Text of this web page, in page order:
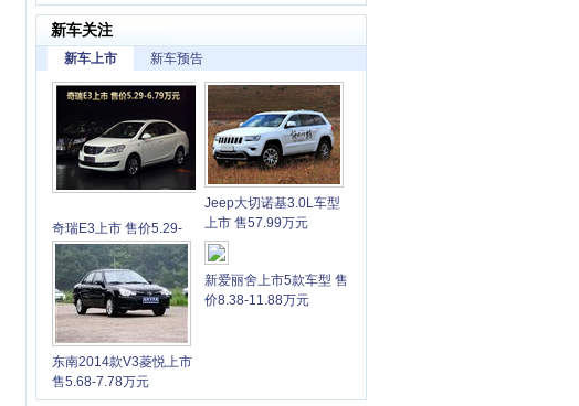
傅跨省长途干线增收利器
新车关注
新车上市 新车预告
奇瑞E3上市 售价5.29-
6.79万元
Jeep大切诺基3.0L车型
上市 售57.99万元
东南2014款V3菱悦上市
售5.68-7.78万元
新爱丽舍上市5款车型 售
价8.38-11.88万元